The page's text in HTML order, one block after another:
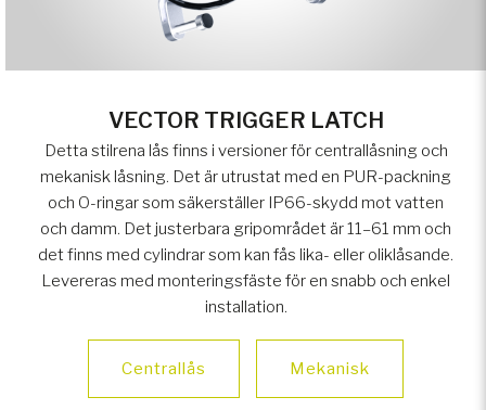
VECTOR TRIGGER LATCH
Detta stilrena lås finns i versioner för centrallåsning och
mekanisk låsning. Det är utrustat med en PUR-packning
och O-ringar som säkerställer IP66-skydd mot vatten
och damm. Det justerbara gripområdet är 11–61 mm och
det finns med cylindrar som kan fås lika- eller oliklåsande.
Levereras med monteringsfäste för en snabb och enkel
installation.
Centrallås Mekanisk